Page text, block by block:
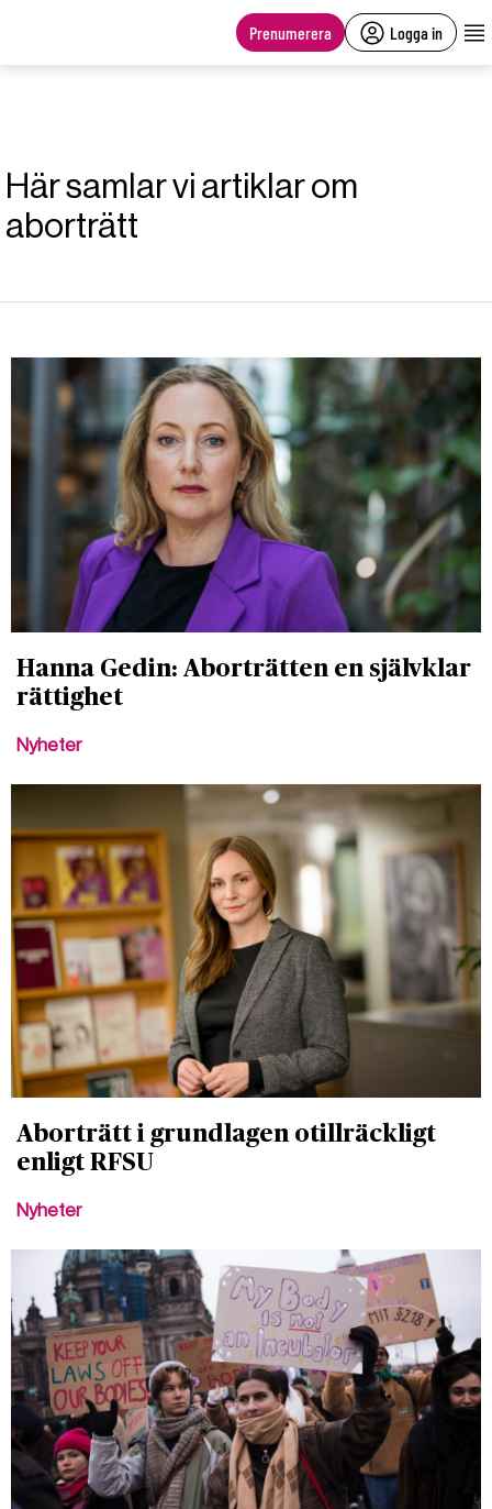
Prenumerera Logga in
Här samlar vi artiklar om
aborträtt
Hanna Gedin: Aborträtten en självklar
rättighet
Nyheter
Aborträtt i grundlagen otillräckligt
enligt RFSU
Nyheter